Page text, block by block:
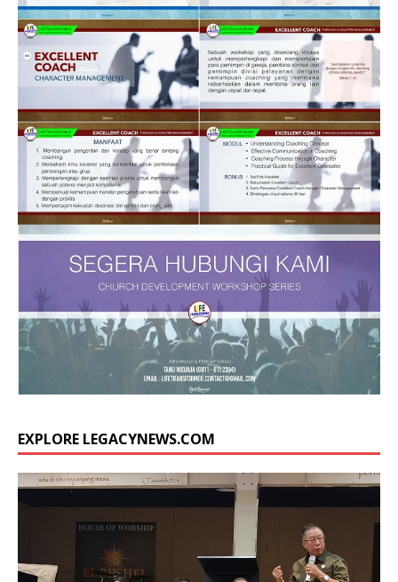
EXPLORE LEGACYNEWS.COM